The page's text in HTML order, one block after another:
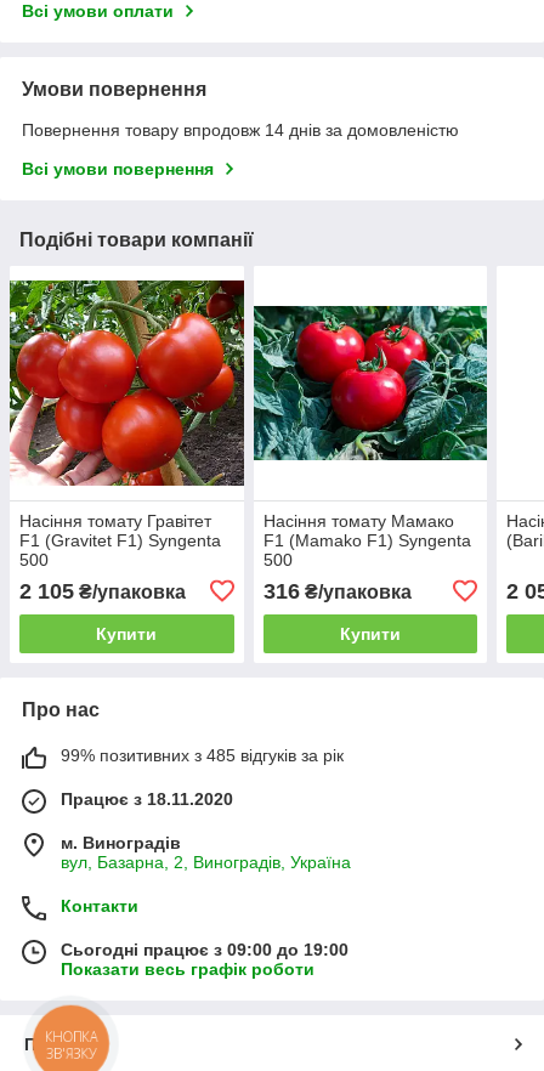
Всі умови оплати
Умови повернення
Повернення товару впродовж 14 днів за домовленістю
Всі умови повернення
Подібні товари компанії
Насіння томату Гравітет
F1 (Gravitet F1) Syngenta
500
2 105 ₴/упаковка
Купити
Насіння томату Мамако
F1 (Mamako F1) Syngenta
500
316₴/упаковка
Купити
2
Про нас
99% позитивних з 485 відгуків за рік
Працює з 18.11.2020
м. Виноградів
вул, Базарна, 2, Виноградів, Україна
Контакти
Сьогодні працює з 09:00 до 19:00
Показати весь графік роботи
Про нас
КНОПКА
ЗВ'ЯЗКУ